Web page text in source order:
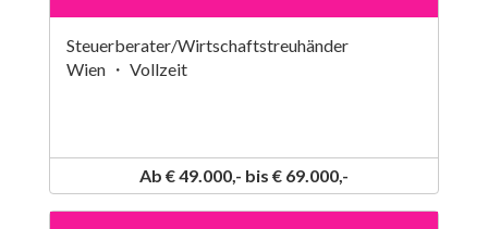
Steuerberater/Wirtschaftstreuhänder
Wien ・ Vollzeit
Ab € 49.000,- bis € 69.000,-